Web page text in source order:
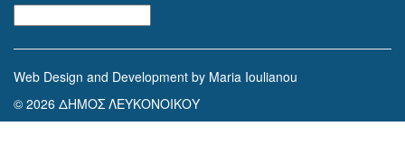
Web Design and Development by Maria Ioulianou
© 2026 ΔΗΜΟΣ ΛΕΥΚΟΝΟΙΚΟΥ